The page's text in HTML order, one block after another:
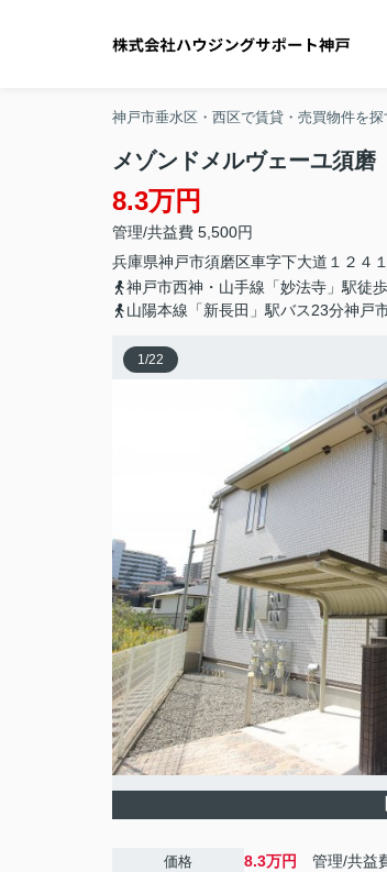
神戸市垂水区・西区で賃貸・売買物件を
メゾンドメルヴェーユ須磨
8.3万円
管理/共益費 5,500円
兵庫県神戸市須磨区車字下大道１２４
神戸市西神・山手線「妙法寺」駅徒
山陽本線「新長田」駅バス23分神戸
1/22
価格 8.3万円 管理/共益